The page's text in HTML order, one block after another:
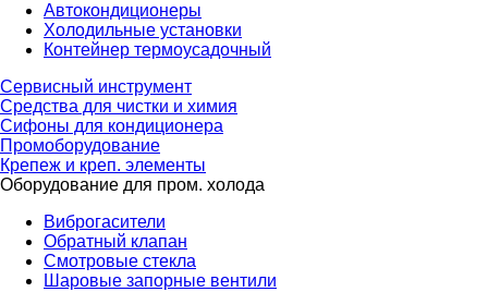
Автокондиционеры
Холодильные установки
Контейнер термоусадочный
Сервисный инструмент
Средства для чистки и химия
Сифоны для кондиционера
Промоборудование
Крепеж и креп. элементы
Оборудование для пром. холода
Виброгасители
Обратный клапан
Смотровые стекла
Шаровые запорные вентили